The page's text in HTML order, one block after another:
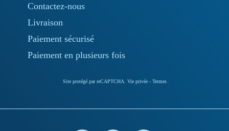
Contactez-nous
Livraison
Paiement sécurisé
Paiement en plusieurs fois
Site protégé par reCAPTCHA. Vie privée- Termes